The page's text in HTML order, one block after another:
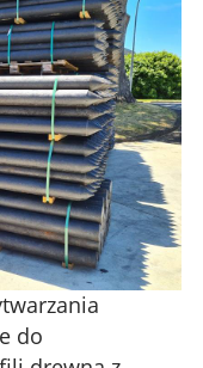
do